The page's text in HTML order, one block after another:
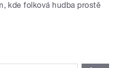
kde folková hudba prostě